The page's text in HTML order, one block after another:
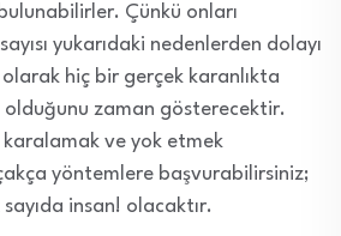
Çünkü onları
yukarıdaki nedenlerden dolayı
hiç bir gerçek karanlıkta
olduğunu zaman gösterecektir.
karalamak ve yok etmek
yöntemlere başvurabilirsiniz;
insan! olacaktır.